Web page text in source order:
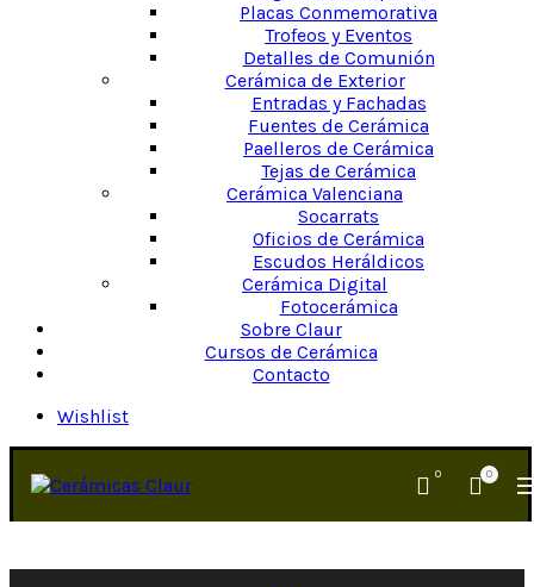
Placas Conmemorativa
Trofeos y Eventos
Detalles de Comunión
Cerámica de Exterior
Entradas y Fachadas
Fuentes de Cerámica
Paelleros de Cerámica
Tejas de Cerámica
Cerámica Valenciana
Socarrats
Oficios de Cerámica
Escudos Heráldicos
Cerámica Digital
Fotocerámica
Sobre Claur
Cursos de Cerámica
Contacto
Wishlist
0 0